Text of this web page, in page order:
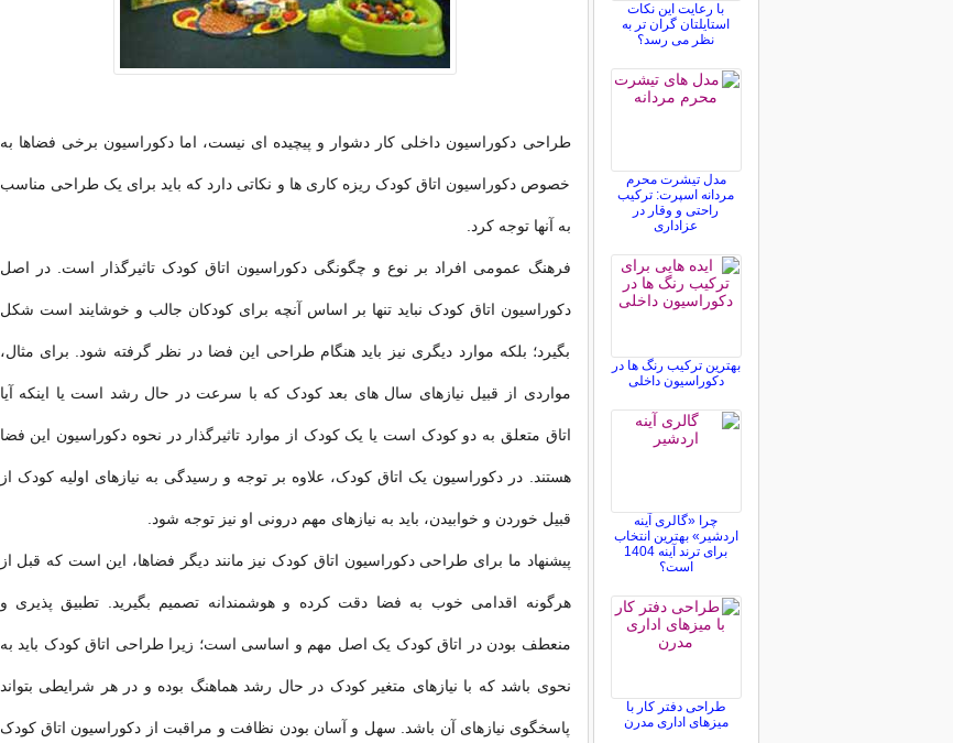
طراحی دکوراسیون داخلی کار دشوار و پیچیده ای نیست، اما دکوراسیون برخی فضاها به
خصوص دکوراسیون اتاق کودک ریزه کاری ها و نکاتی دارد که باید برای یک طراحی مناسب
به آنها توجه کرد.
فرهنگ عمومی افراد بر نوع و چگونگی دکوراسیون اتاق کودک تاثیرگذار است. در اصل
دکوراسیون اتاق کودک نباید تنها بر اساس آنچه برای کودکان جالب و خوشایند است شکل
بگیرد؛ بلکه موارد دیگری نیز باید هنگام طراحی این فضا در نظر گرفته شود. برای مثال،
مواردی از قبیل نیازهای سال های بعد کودک که با سرعت در حال رشد است یا اینکه آیا
اتاق متعلق به دو کودک است یا یک کودک از موارد تاثیرگذار در نحوه دکوراسیون این فضا
هستند. در دکوراسیون یک اتاق کودک، علاوه بر توجه و رسیدگی به نیازهای اولیه کودک از
قبیل خوردن و خوابیدن، باید به نیازهای مهم درونی او نیز توجه شود.
پیشنهاد ما برای طراحی دکوراسیون اتاق کودک نیز مانند دیگر فضاها، این است که قبل از
هرگونه اقدامی خوب به فضا دقت کرده و هوشمندانه تصمیم بگیرید. تطبیق پذیری و
منعطف بودن در اتاق کودک یک اصل مهم و اساسی است؛ زیرا طراحی اتاق کودک باید به
نحوی باشد که با نیازهای متغیر کودک در حال رشد هماهنگ بوده و در هر شرایطی بتواند
پاسخگوی نیازهای آن باشد. سهل و آسان بودن نظافت و مراقبت از دکوراسیون اتاق کودک
با رعایت این نکات
استایلتان گران تر به
نظر می رسد؟
مدل تیشرت محرم
مردانه اسپرت: ترکیب
راحتی و وقار در
عزاداری
بهترین ترکیب رنگ ها در
دکوراسیون داخلی
چرا «گالری آینه
اردشیر» بهترین انتخاب
برای ترند آینه 1404
است؟
طراحی دفتر کار با
میزهای اداری مدرن